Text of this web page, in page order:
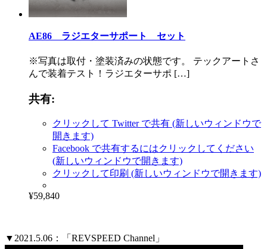
AE86 ラジエターサポート セット
※写真は取付・塗装済みの状態です。 テックアートさ
んで装着テスト！ラジエターサポ […]
共有:
クリックして Twitter で共有 (新しいウィンドウで
開きます)
Facebook で共有するにはクリックしてください
(新しいウィンドウで開きます)
クリックして印刷 (新しいウィンドウで開きます)
¥59,840
▼2021.5.06：「REVSPEED Channel」